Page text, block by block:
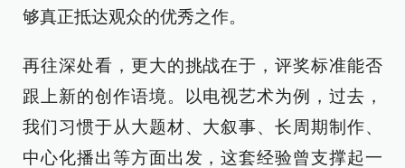
够真正抵达观众的优秀之作。
再往深处看，更大的挑战在于，评奖标准能否
跟上新的创作语境。以电视艺术为例，过去，
我们习惯于从大题材、大叙事、长周期制作、
中心化播出等方面出发，这套经验曾支撑起一